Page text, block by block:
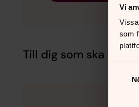
Vi
som
Till dig som ska vara